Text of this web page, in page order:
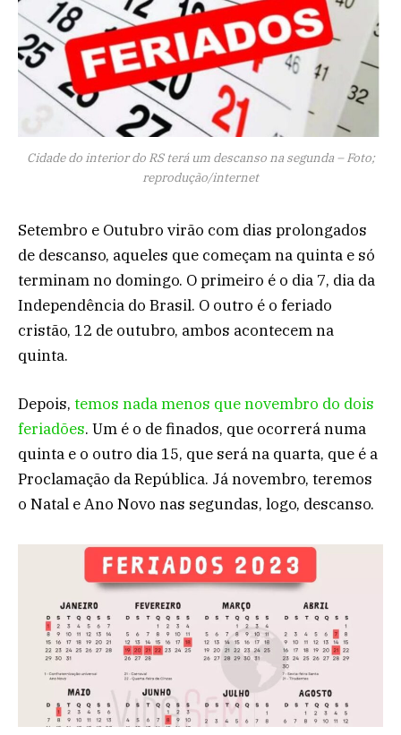
Cidade do interior do RS terá um descanso na segunda – Foto;
reprodução/internet
Setembro e Outubro virão com dias prolongados
de descanso, aqueles que começam na quinta e só
terminam no domingo. O primeiro é o dia 7, dia da
Independência do Brasil. O outro é o feriado
cristão, 12 de outubro, ambos acontecem na
quinta.
Depois, temos nada menos que novembro do dois
feriadões. Um é o de finados, que ocorrerá numa
quinta e o outro dia 15, que será na quarta, que é a
Proclamação da República. Já novembro, teremos
o Natal e Ano Novo nas segundas, logo, descanso.